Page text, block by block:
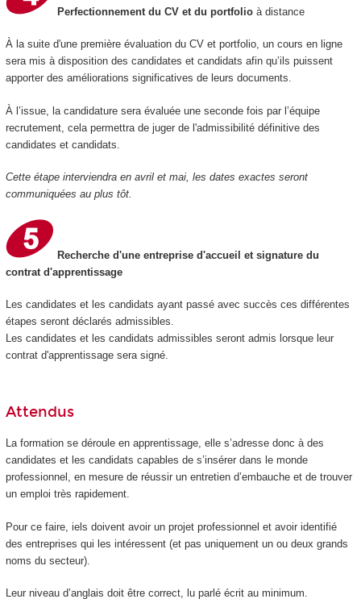
Perfectionnement du CV et du portfolio à distance
À la suite d'une première évaluation du CV et portfolio, un cours en ligne
sera mis à disposition des candidates et candidats afin qu’ils puissent
apporter des améliorations significatives de leurs documents.
À l’issue, la candidature sera évaluée une seconde fois par l’équipe
recrutement, cela permettra de juger de l'admissibilité définitive des
candidates et candidats.
Cette étape interviendra en avril et mai, les dates exactes seront
communiquées au plus tôt.
Recherche d'une entreprise d'accueil et signature du
contrat d'apprentissage
Les candidates et les candidats ayant passé avec succès ces différentes
étapes seront déclarés admissibles.
Les candidates et les candidats admissibles seront admis lorsque leur
contrat d'apprentissage sera signé.
Attendus
La formation se déroule en apprentissage, elle s’adresse donc à des
candidates et les candidats capables de s’insérer dans le monde
professionnel, en mesure de réussir un entretien d’embauche et de trouver
un emploi très rapidement.
Pour ce faire, iels doivent avoir un projet professionnel et avoir identifié
des entreprises qui les intéressent (et pas uniquement un ou deux grands
noms du secteur).
Leur niveau d’anglais doit être correct, lu parlé écrit au minimum.